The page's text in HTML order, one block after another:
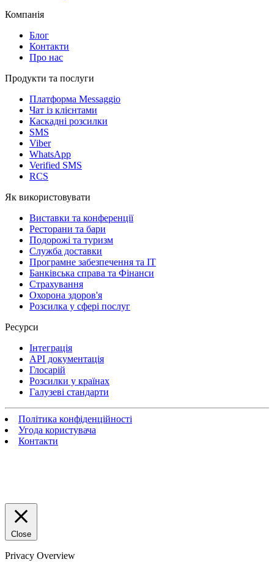
Компанія
Блог
Контакти
Про нас
Продукти та послуги
Платформа Messaggio
Чат із клієнтами
Каскадні розсилки
SMS
Viber
WhatsApp
Verified SMS
RCS
Як використовувати
Виставки та конференції
Ресторани та бари
Подорожі та туризм
Служба доставки
Програмне забезпечення та IT
Банківська справа та Фінанси
Страхування
Охорона здоров'я
Розсилка у сфері послуг
Ресурси
Інтеграція
API документація
Глосарій
Розсилки у країнах
Галузеві стандарти
Політика конфіденційності
Угода користувача
Контакти
Close
Privacy Overview